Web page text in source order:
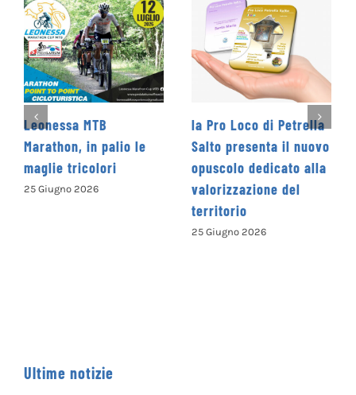
MTB
in palio le
tricolori
2026
la Pro Loco di Petrella
Salto presenta il nuovo
opuscolo dedicato alla
valorizzazione del
territorio
25 Giugno 2026
La
Ultime notizie